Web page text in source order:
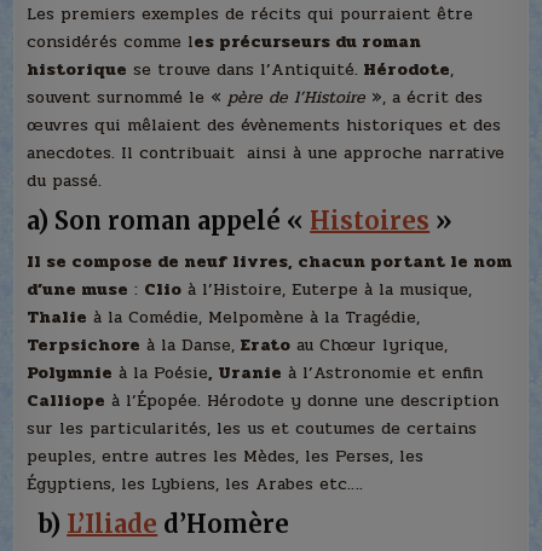
Les premiers exemples de récits qui pourraient être
considérés comme les précurseurs du roman
historique se trouve dans l’Antiquité. Hérodote,
souvent surnommé le « père de l’Histoire », a écrit des
œuvres qui mêlaient des évènements historiques et des
anecdotes. Il contribuait ainsi à une approche narrative
du passé.
a) Son roman appelé « Histoires »
Il se compose de neuf livres, chacun portant le nom
d’une muse : Clio à l’Histoire, Euterpe à la musique,
Thalie à la Comédie, Melpomène à la Tragédie,
Terpsichore à la Danse, Erato au Chœur lyrique,
Polymnie à la Poésie, Uranie à l’Astronomie et enfin
Calliope à l’Épopée. Hérodote y donne une description
sur les particularités, les us et coutumes de certains
peuples, entre autres les Mèdes, les Perses, les
Égyptiens, les Lybiens, les Arabes etc….
b) L’Iliade d’Homère